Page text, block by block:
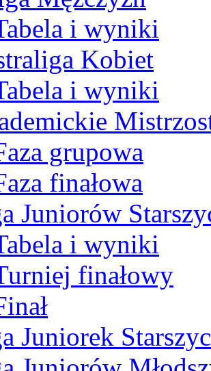
i wyniki
Kobiet
i wyniki
grupowa
finałowa
Juniorów
i wyniki
finałowy
Juniorek